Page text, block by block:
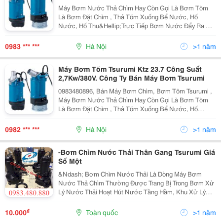
Máy Bơm Nước Thả Chìm Hay Còn Gọi Là Bơm Tõm
Là Bơm Đặt Chìm , Thả Tõm Xuống Bể Nước, Hố
Nước, Hố Thu&Hellip;Trực Tiếp Bơm Nước Đẩy Ra Vị
Trí Cần Thoát Nước, Trước Đây Khi Khoa Học Chưa
Phát Triển Dòng Bơm Nước Thải Được Ban Đầu Ra Đời
Được Thiết Kế
0983 *** *** Hà Nội >1 năm
Máy Bơm Tõm Tsurumi Ktz 23.7 Công Suất
2,7Kw/380V. Công Ty Bán Máy Bơm Tsurumi
0983480896, Bán Máy Bơm Chìm, Bơm Tõm Tsurumi ,
Máy Bơm Nước Thả Chìm Hay Còn Gọi Là Bơm Tõm
Là Bơm Đặt Chìm , Thả Tõm Xuống Bể Nước, Hố
Nước, Hố Thu&Hellip;Trực Tiếp Bơm Nước Đẩy Ra Vị
Trí Cần Thoát Nước, Trước Đây Khi Khoa Học Chưa
Phát Triển Dò
0982 *** *** Hà Nội >1 năm
-Bơm Chìm Nước Thải Thân Gang Tsurumi Giá
Số Một
&Ndash; Bơm Chìm Nước Thải Là Dòng Máy Bơm
Nước Thả Chìm Thường Được Trang Bị Trong Bơm Xử
Lý Nước Thải Hoạt Hút Nước Tầng Hầm, Khu Xử Lý
Nước. Đây Là Một Trong Những Dòng Bơm Chìm Được
Sử Dụng Nhiều Nhất Hiện Nay. Máy Bơm Đáp Ứng Tối
Đa Nhu Cầu Sử...
10.000₫ Toàn quốc >1 năm